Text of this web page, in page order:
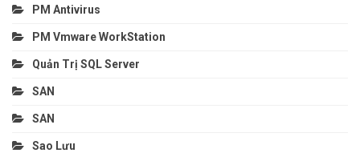
PM Antivirus
PM Vmware WorkStation
Quản Trị SQL Server
SAN
SAN
Sao Lưu